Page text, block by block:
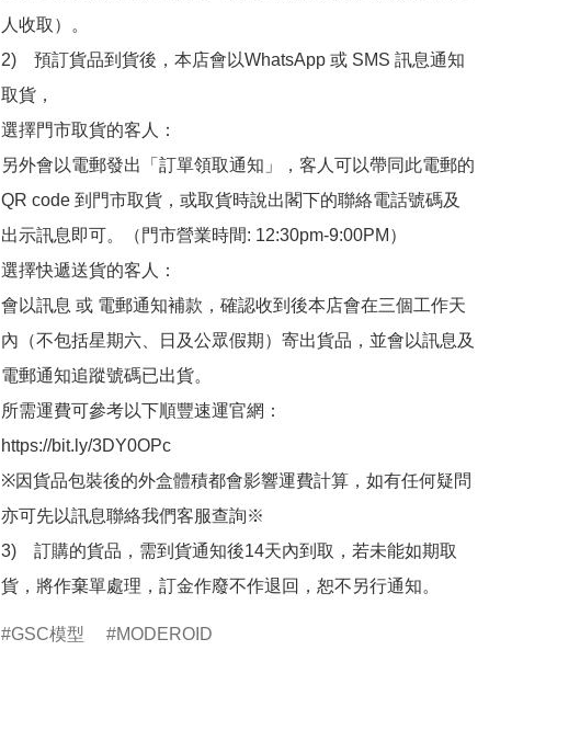
人收取）。
2)　預訂貨品到貨後，本店會以WhatsApp 或 SMS 訊息通知
取貨，
選擇門市取貨的客人：
另外會以電郵發出「訂單領取通知」，客人可以帶同此電郵的
QR code 到門市取貨，或取貨時說出閣下的聯絡電話號碼及
出示訊息即可。（門市營業時間: 12:30pm-9:00PM）
選擇快遞送貨的客人：
會以訊息 或 電郵通知補款，確認收到後本店會在三個工作天
內（不包括星期六、日及公眾假期）寄出貨品，並會以訊息及
電郵通知追蹤號碼已出貨。
所需運費可參考以下順豐速運官網：
https://bit.ly/3DY0OPc
※因貨品包裝後的外盒體積都會影響運費計算，如有任何疑問
亦可先以訊息聯絡我們客服查詢※
3)　訂購的貨品，需到貨通知後14天內到取，若未能如期取
貨，將作棄單處理，訂金作廢不作退回，恕不另行通知。
GSC模型 MODEROID